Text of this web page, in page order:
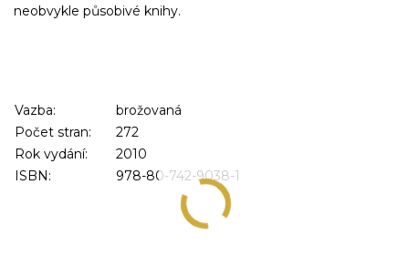
neobvykle působivé knihy.
Vazba:
brožovaná
Počet stran:
272
Rok vydání:
2010
ISBN:
978-80-742-9038-1